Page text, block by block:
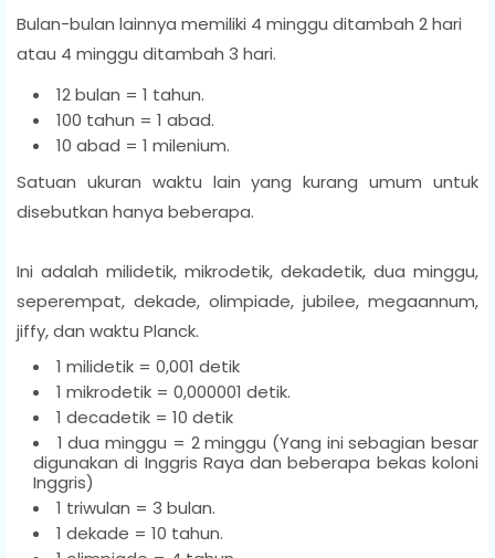
Bulan-bulan lainnya memiliki 4 minggu ditambah 2 hari
atau 4 minggu ditambah 3 hari.
12 bulan = 1 tahun.
100 tahun = 1 abad.
10 abad = 1 milenium.
Satuan ukuran waktu lain yang kurang umum untuk
disebutkan hanya beberapa.
Ini adalah milidetik, mikrodetik, dekadetik, dua minggu,
seperempat, dekade, olimpiade, jubilee, megaannum,
jiffy, dan waktu Planck.
1 milidetik = 0,001 detik
1 mikrodetik = 0,000001 detik.
1 decadetik = 10 detik
1 dua minggu = 2 minggu (Yang ini sebagian besar
digunakan di Inggris Raya dan beberapa bekas koloni
Inggris)
1 triwulan = 3 bulan.
1 dekade = 10 tahun.